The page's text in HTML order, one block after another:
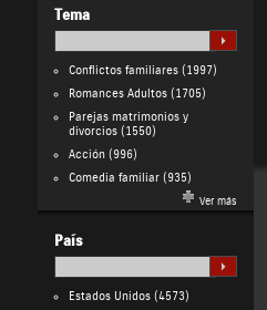
Tema
Conflictos familiares(1997)
Romances Adultos(1705)
Parejas matrimonios y
divorcios(1550)
Acción(996)
Comedia familiar(935)
Ver más
País
Estados Unidos(4573)